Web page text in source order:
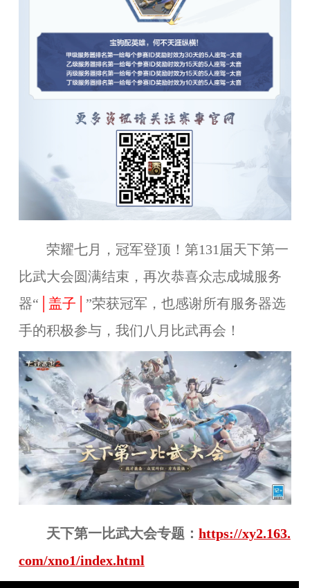
荣耀七月，冠军登顶！第131届天下第一
比武大会圆满结束，再次恭喜众志成城服务
器“ │盖子│ ”荣获冠军，也感谢所有服务器选
手的积极参与，我们八月比武再会！
天下第一比武大会专题： https://xy2.163.
com/xno1/index.html